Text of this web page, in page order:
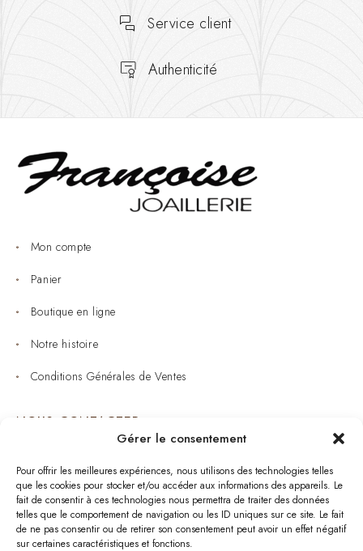
Gérer le consentement
Pour offrir les meilleures expériences, nous utilisons des technologies telles
que les cookies pour stocker et/ou accéder aux informations des appareils. Le
fait de consentir à ces technologies nous permettra de traiter des données
telles que le comportement de navigation ou les ID uniques sur ce site. Le fait
de ne pas consentir ou de retirer son consentement peut avoir un effet négatif
sur certaines caractéristiques et fonctions.
Service client
Authenticité
Mon compte
Panier
Boutique en ligne
Notre histoire
Conditions Générales de Ventes
NOUS CONTACTER
Bijouterie : 05 53 53 64 11
Mardi au Samedi: 09:00 - 19:00